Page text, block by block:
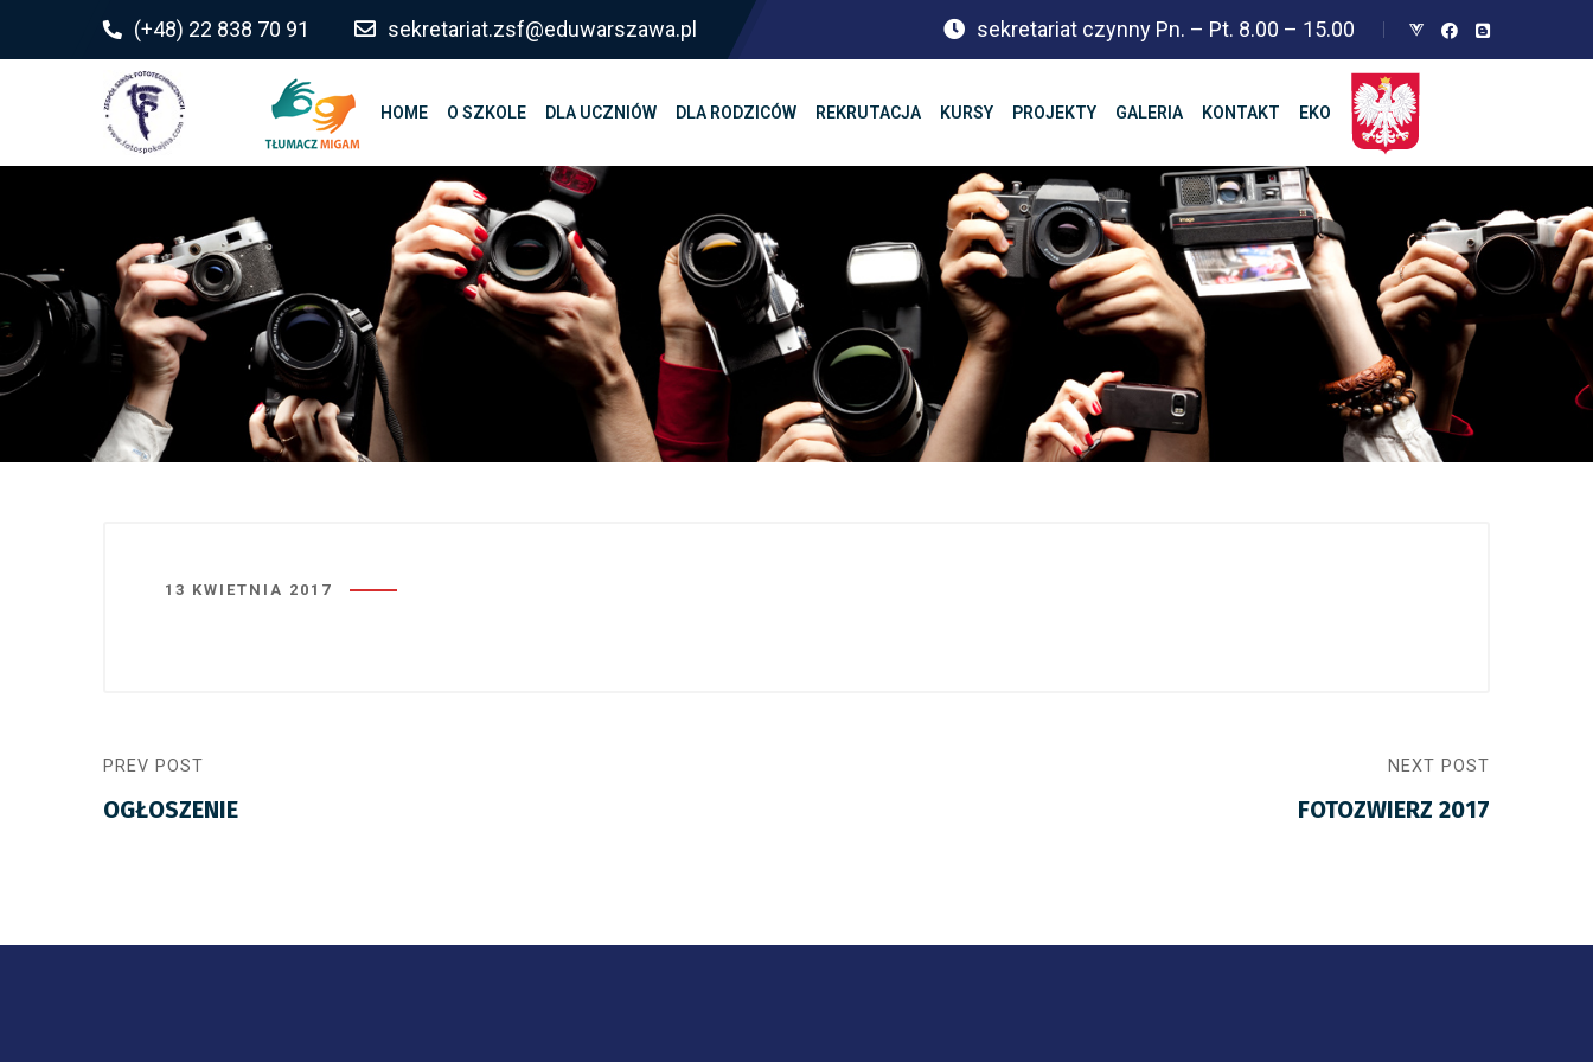
(+48) 22 838 70 91 sekretariat.zsf@eduwarszawa.pl sekretariat czynny Pn. – Pt. 8.00 – 15.00
HOME O SZKOLE DLA UCZNIÓW DLA RODZICÓW REKRUTACJA KURSY PROJEKTY GALERIA KONTAKT EKO
13 KWIETNIA 2017
PREV POST
OGŁOSZENIE
NEXT POST
FOTOZWIERZ 2017